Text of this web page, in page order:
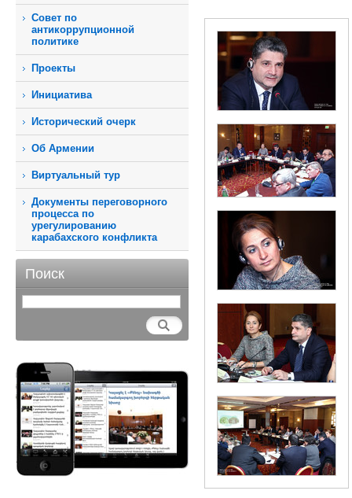
Совет по
антикоррупционной
политике
Проекты
Инициатива
Исторический очерк
Об Армении
Виртуальный тур
Документы переговорного
процесса по
урегулированию
карабахского конфликта
Поиск